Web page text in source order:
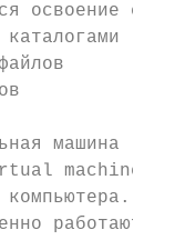
освоение
каталогами
машина
machine,
работают